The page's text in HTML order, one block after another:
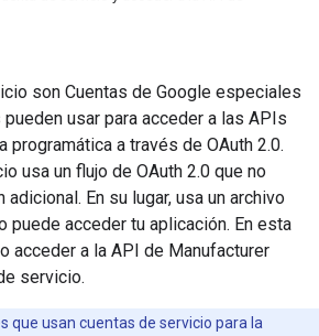
son Cuentas de Google especiales
usar para acceder a las APIs
programática a través de OAuth 2.0.
usa un flujo de OAuth 2.0 que no
En su lugar, usa un archivo
puede acceder tu aplicación. En esta
acceder a la API de Manufacturer
servicio.
que usan cuentas de servicio para la